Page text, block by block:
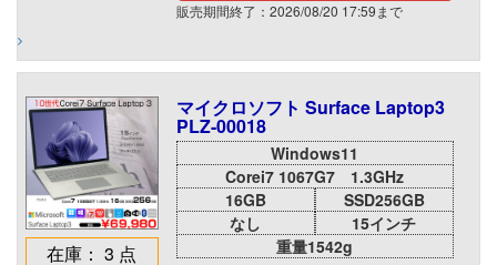
販売期間終了：2026/08/20 17:59まで
在庫： 3 点
マイクロソフト Surface Laptop3
PLZ-00018
Windows11
Corei7 1067G7 1.3GHz
16GB
SSD256GB
なし
15インチ
重量1542g